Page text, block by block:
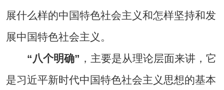
展什么样的中国特色社会主义和怎样坚持和发
展中国特色社会主义。
“八个明确” ，主要是从理论层面来讲，它
是习近平新时代中国特色社会主义思想的基本